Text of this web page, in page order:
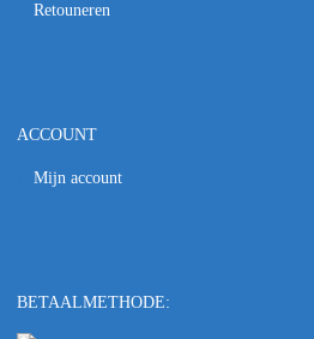
Retouneren
ACCOUNT
Mijn account
BETAALMETHODE: